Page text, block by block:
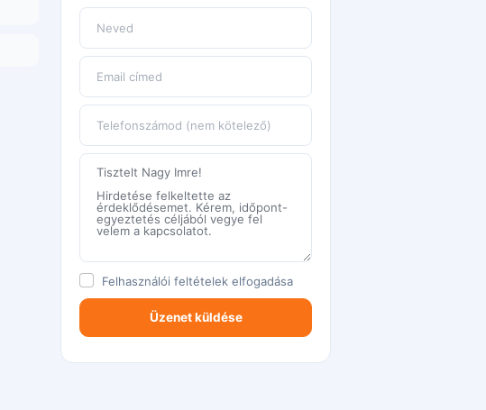
Felhasználói feltételek elfogadása